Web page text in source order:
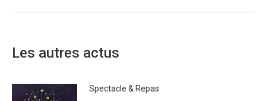
Les autres actus
Spectacle & Repas